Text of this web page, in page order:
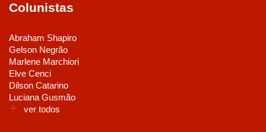
Colunistas
Abraham Shapiro
Gelson Negrão
Marlene Marchiori
Elve Cenci
Dilson Catarino
Luciana Gusmão
ver todos